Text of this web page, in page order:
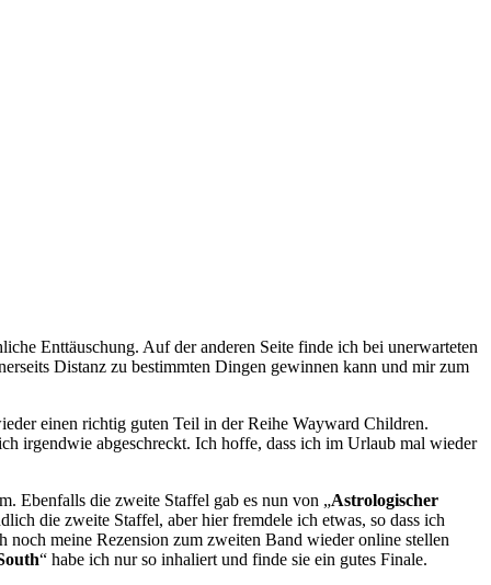
Enttäuschung. Auf der anderen Seite finde ich bei unerwarteten
Distanz zu bestimmten Dingen gewinnen kann und mir zum
einen richtig guten Teil in der Reihe Wayward Children.
irgendwie abgeschreckt. Ich hoffe, dass ich im Urlaub mal wieder
Ebenfalls die zweite Staffel gab es nun von „Astrologischer
die zweite Staffel, aber hier fremdele ich etwas, so dass ich
meine Rezension zum zweiten Band wieder online stellen
“ habe ich nur so inhaliert und finde sie ein gutes Finale.